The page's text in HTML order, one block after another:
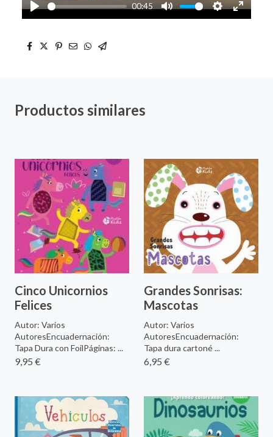
Play
00:45
Mute Settings
Enter
Productos similares
Cinco Unicornios
Felices
Autor: Varios
AutoresEncuadernación:
Tapa Dura con FoilPáginas: ...
9,95 €
Grandes Sonrisas:
Mascotas
Autor: Varios
AutoresEncuadernación:
Tapa dura cartoné ...
6,95 €